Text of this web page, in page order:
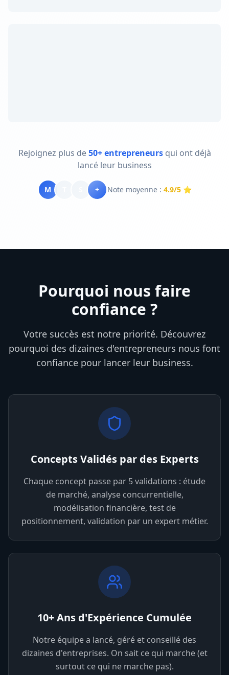
Rejoignez plus de50+ entrepreneursqui ont déjà
lancé leur business
M + Note moyenne : 4.9/5⭐
Pourquoi nous faire
confiance ?
Votre succès est notre priorité. Découvrez
pourquoi des dizaines d'entrepreneurs nous font
confiance pour lancer leur business.
Concepts Validés par des Experts
Chaque concept passe par 5 validations : étude
de marché, analyse concurrentielle,
modélisation financière, test de
positionnement, validation par un expert métier.
10+ Ans d'Expérience Cumulée
Notre équipe a lancé, géré et conseillé des
dizaines d'entreprises. On sait ce qui marche (et
surtout ce qui ne marche pas).